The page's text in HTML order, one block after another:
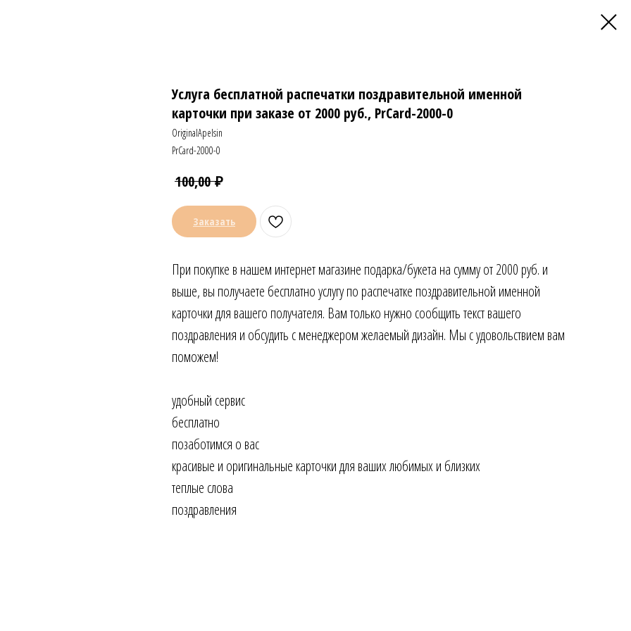
Услуга бесплатной распечатки поздравительной именной
карточки при заказе от 2000 руб., PrCard-2000-0
OriginalApelsin
PrCard-2000-0
100,00 ₽
Заказать
При покупке в нашем интернет магазине подарка/букета на сумму от 2000 руб. и
выше, вы получаете бесплатно услугу по распечатке поздравительной именной
карточки для вашего получателя. Вам только нужно сообщить текст вашего
поздравления и обсудить с менеджером желаемый дизайн. Мы с удовольствием вам
поможем!
удобный сервис
бесплатно
позаботимся о вас
красивые и оригинальные карточки для ваших любимых и близких
теплые слова
поздравления